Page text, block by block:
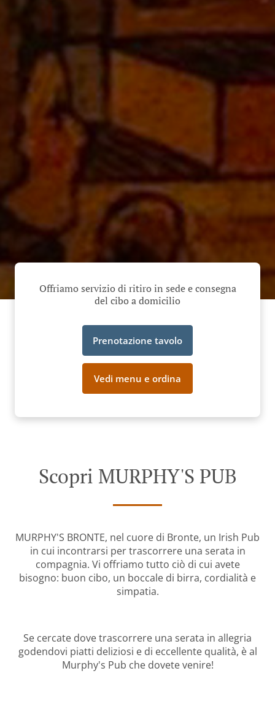
Offriamo servizio di ritiro in sede e consegna
del cibo a domicilio
Prenotazione tavolo
Vedi menu e ordina
Scopri MURPHY'S PUB
MURPHY'S BRONTE, nel cuore di Bronte, un Irish Pub
in cui incontrarsi per trascorrere una serata in
compagnia. Vi offriamo tutto ciò di cui avete
bisogno: buon cibo, un boccale di birra, cordialità e
simpatia.
Se cercate dove trascorrere una serata in allegria
godendovi piatti deliziosi e di eccellente qualità, è al
Murphy's Pub che dovete venire!